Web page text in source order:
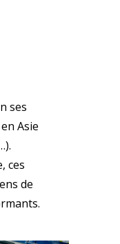
ses
Asie
ces
de